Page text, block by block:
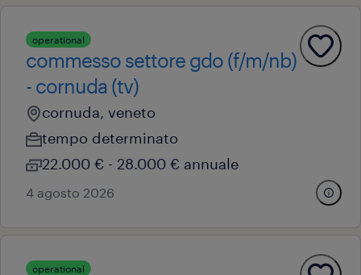
operational
commesso settore gdo (f/m/nb)
- cornuda (tv)
cornuda, veneto
tempo determinato
22.000 € - 28.000 € annuale
4 agosto 2026
operational